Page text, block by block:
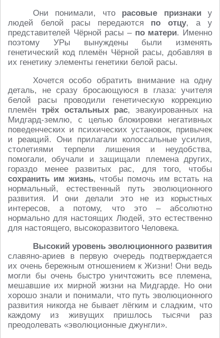
Они понимали, что расовые признакиу
людей белой расы передаются по отцу, а у
представителей Чёрной расы –по матери. Именно
поэтому УРы вынуждены были изменять
генетический код племён Чёрной расы, добавляя в
их генетику элементы генетики белой расы.
Хочется особо обратить внимание на одну
деталь, не сразу бросающуюся в глаза: учителя
белой расы проводили генетическую коррекцию
племёнтрёх остальных рас, эвакуированных на
Мидгард-землю, с целью блокировки негативных
поведенческих и психических установок, привычек
и реакций. Они прилагали колоссальные усилия,
столетиями терпели лишения и неудобства,
помогали, обучали и защищали племена других,
гораздо менее развитых рас, для того, чтобы
сохранить им жизнь, чтобы помочь им встать на
нормальный, естественный путь эволюционного
развития. И они делали это не из корыстных
интересов, а потому, что это – абсолютно
нормально для настоящих Людей, это естественно
для настоящего, высокоразвитого Человека.
Высокий уровень эволюционного развития
славяно-ариев в первую очередь подтверждается
их очень бережным отношением к Жизни! Они ведь
могли бы очень быстро уничтожить все племена,
мешавшие их мирной жизни на Мидгарде. Но они
хорошо знали и понимали, что путь эволюционного
развития никогда не бывает лёгким и сладким, что
каждому из живущих пришлось тысячи раз
преодолевать «эволюционные джунгли».